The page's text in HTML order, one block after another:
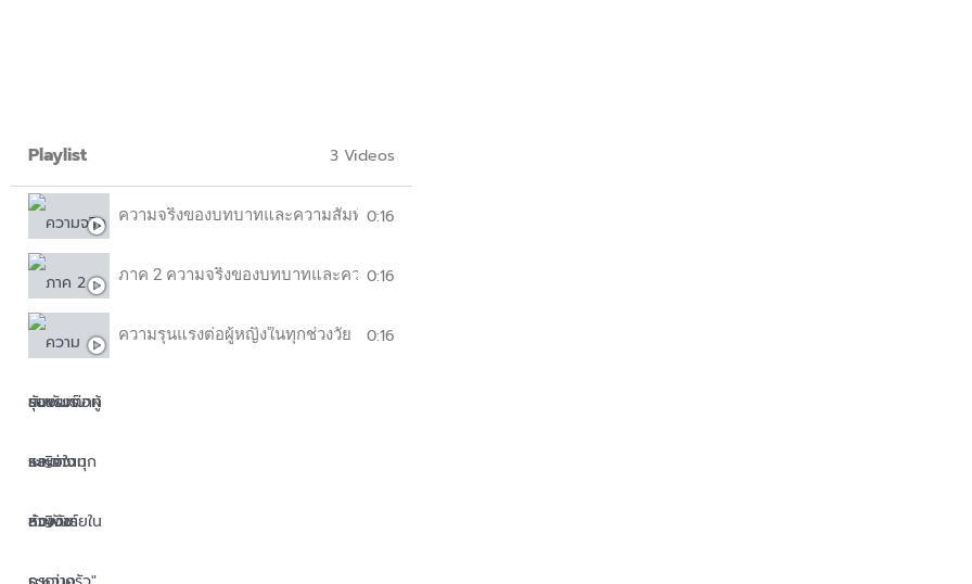
Playlist 3 Videos
ความจริงของบทบาทและความสัมพันธ์ระหว่างหญิงชายในครอบครัว"
0:16
ภาค 2 ความจริงของบทบาทและความสัมพันธ์ระหว่างหญิงชายในครอบครัว"
0:16
ความรุนแรงต่อผู้หญิงในทุกช่วงวัย 0:16